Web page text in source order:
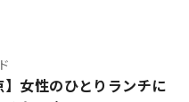
】女性のひとりランチに